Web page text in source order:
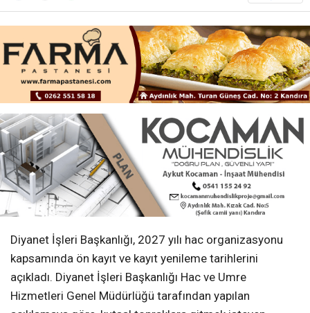
Diyanet İşleri Başkanlığı, 2027 yılı hac organizasyonu
kapsamında ön kayıt ve kayıt yenileme tarihlerini
açıkladı. Diyanet İşleri Başkanlığı Hac ve Umre
Hizmetleri Genel Müdürlüğü tarafından yapılan